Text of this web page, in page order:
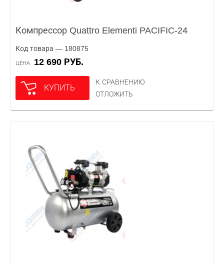
Компрессор Quattro Elementi PACIFIC-24
Код товара — 180875
ЦЕНА 12 690 РУБ.
КУПИТЬ
К СРАВНЕНИЮ
ОТЛОЖИТЬ